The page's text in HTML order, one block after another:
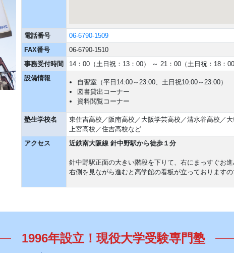
電話番号
06-6790-1509
FAX番号
06-6790-1510
事務受付時間
14：00（土日祝：13：00） ～ 21：00（土日祝：18：00
設備情報
自習室（平日14:00～23:00、土日祝10:00～23:00）
図書貸出コーナー
資料閲覧コーナー
塾生学校名
東住吉高校／阪南高校／大阪学芸高校／清水谷高校／
上宮高校／住吉高校など
アクセス
近鉄南大阪線 針中野駅から徒歩１分
針中野駅正面の大きい階段を下りて、右にまっすぐお進
右側を見ながら進むと高学館の看板が立っております
1996年設立！現役大学受験専門塾